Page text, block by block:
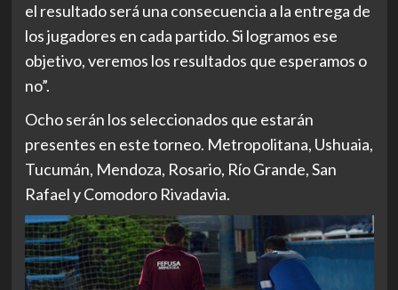
el resultado será una consecuencia a la entrega de
los jugadores en cada partido. Si logramos ese
objetivo, veremos los resultados que esperamos o
no”.
Ocho serán los seleccionados que estarán
presentes en este torneo. Metropolitana, Ushuaia,
Tucumán, Mendoza, Rosario, Río Grande, San
Rafael y Comodoro Rivadavia.